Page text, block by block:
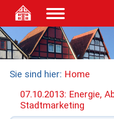
Sie sind hier: Home
07.10.2013: Energie,
Stadtmarketing